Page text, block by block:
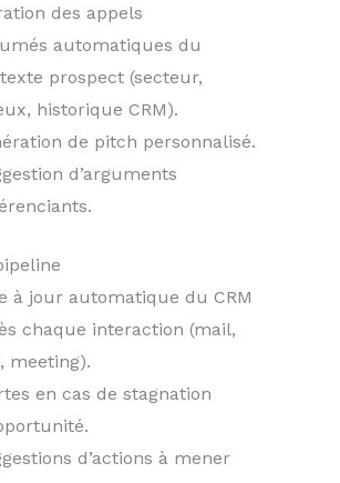
des appels
automatiques du
prospect (secteur,
historique CRM).
de pitch personnalisé.
d’arguments
à jour automatique du CRM
chaque interaction (mail,
meeting).
en cas de stagnation
d’actions à mener